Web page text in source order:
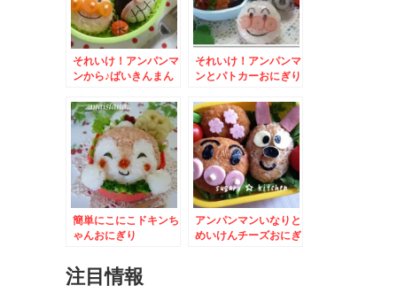
それいけ！アンパンマ
ンから♪ばいきんまん
いきんまん★
それいけ！アンパンマ
ンとパトカーおにぎり
簡単にこにこドキンち
ゃんおにぎり
アンパンマンいなりと
めいけんチーズおにぎ
注目情報